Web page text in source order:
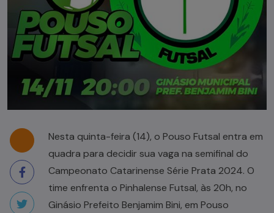
Nesta quinta-feira (14), o Pouso Futsal entra em
quadra para decidir sua vaga na semifinal do
Campeonato Catarinense Série Prata 2024. O
time enfrenta o Pinhalense Futsal, às 20h, no
Ginásio Prefeito Benjamim Bini, em Pouso